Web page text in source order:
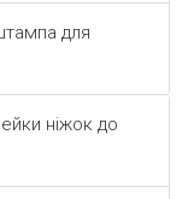
для
ніжок до